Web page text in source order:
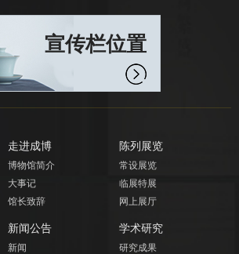
宣传栏位置
走进成博
博物馆简介
大事记
馆长致辞
陈列展览
常设展览
临展特展
网上展厅
新闻公告
新闻
学术研究
研究成果